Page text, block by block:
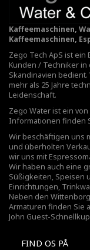
Kaffeemaschinen,
Kaffeemaschinen,
Zego Tech ApS ist
Kunden / Techniker
Skandinavien
mehr als 25 Jahre
Leidenschaft.
Zego Water ist ein
Informationen finden
Wir beschäftigen uns
und überholten
wir uns mit
Wir haben auch eine
Süßigkeiten, Speisen
Einrichtungen,
Neben den
Armaturen finden Sie
John Guest-
FIND OS PÅ